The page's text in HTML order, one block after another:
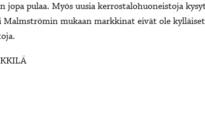
jopa pulaa. Myös uusia kerrostalohuoneistoja
mukaan markkinat eivät ole